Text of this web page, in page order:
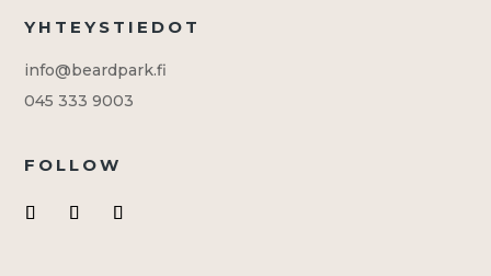
YHTEYSTIEDOT
info@beardpark.fi
045 333 9003
FOLLOW